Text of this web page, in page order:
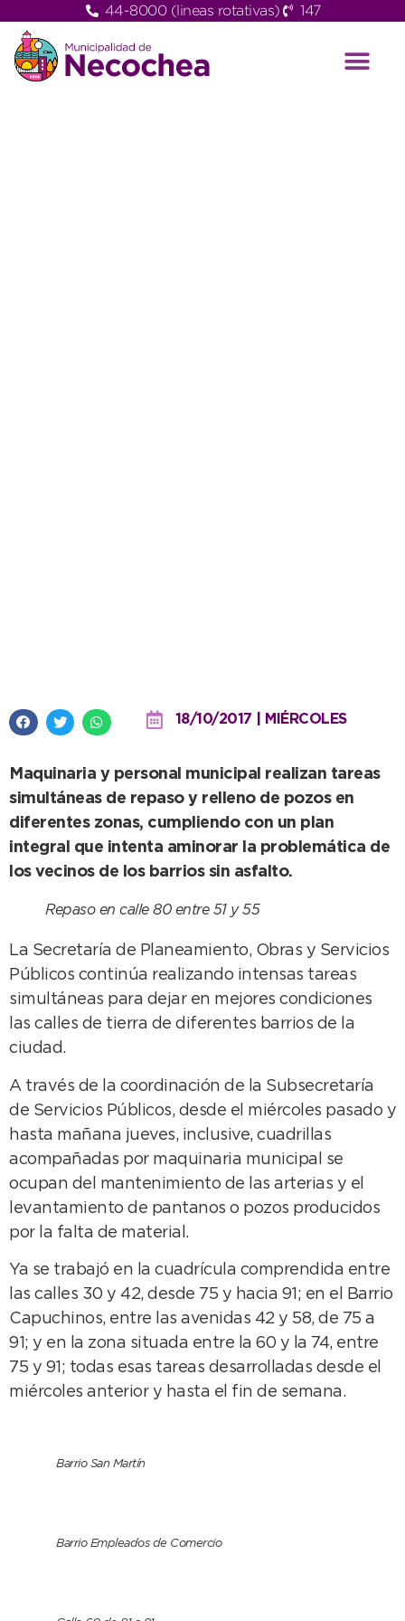
44-8000 (lineas rotativas) 147
18/10/2017 | MIÉRCOLES
Maquinaria y personal municipal realizan tareas
simultáneas de repaso y relleno de pozos en
diferentes zonas, cumpliendo con un plan
integral que intenta aminorar la problemática de
los vecinos de los barrios sin asfalto.
Repaso en calle 80 entre 51 y 55
La Secretaría de Planeamiento, Obras y Servicios
Públicos continúa realizando intensas tareas
simultáneas para dejar en mejores condiciones
las calles de tierra de diferentes barrios de la
ciudad.
A través de la coordinación de la Subsecretaría
de Servicios Públicos, desde el miércoles pasado y
hasta mañana jueves, inclusive, cuadrillas
acompañadas por maquinaria municipal se
ocupan del mantenimiento de las arterias y el
levantamiento de pantanos o pozos producidos
por la falta de material.
Ya se trabajó en la cuadrícula comprendida entre
las calles 30 y 42, desde 75 y hacia 91; en el Barrio
Capuchinos, entre las avenidas 42 y 58, de 75 a
91; y en la zona situada entre la 60 y la 74, entre
75 y 91; todas esas tareas desarrolladas desde el
miércoles anterior y hasta el fin de semana.
Barrio San Martín
Barrio Empleados de Comercio